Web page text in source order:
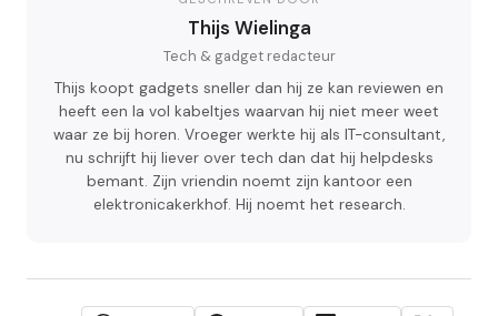
Thijs Wielinga
Tech & gadget redacteur
Thijs koopt gadgets sneller dan hij ze kan reviewen en
heeft een la vol kabeltjes waarvan hij niet meer weet
waar ze bij horen. Vroeger werkte hij als IT-consultant,
nu schrijft hij liever over tech dan dat hij helpdesks
bemant. Zijn vriendin noemt zijn kantoor een
elektronicakerkhof. Hij noemt het research.